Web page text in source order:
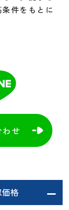
件をもとに
せ
格